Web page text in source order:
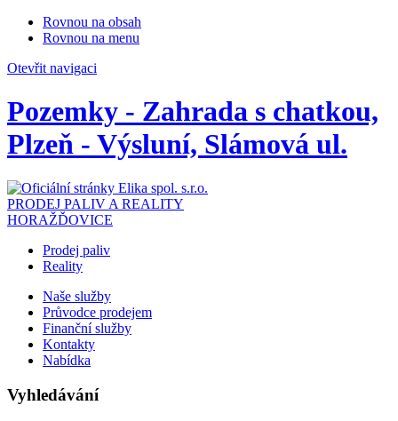
Rovnou na obsah
Rovnou na menu
Otevřit navigaci
Pozemky - Zahrada s chatkou,
Plzeň - Výsluní, Slámová ul.
PRODEJ PALIV A REALITY
HORAŽĎOVICE
Prodej paliv
Reality
Naše služby
Průvodce prodejem
Finanční služby
Kontakty
Nabídka
Vyhledávání